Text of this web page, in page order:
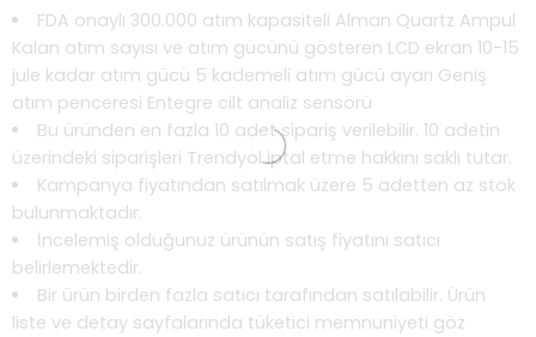
FDA onaylı 300.000 atım kapasiteli Alman Quartz Ampul
Kalan atım sayısı ve atım gücünü gösteren LCD ekran 10-15
jule kadar atım gücü 5 kademeli atım gücü ayarı Geniş
atım penceresi Entegre cilt analiz sensörü
Bu üründen en fazla 10 adet sipariş verilebilir. 10 adetin
üzerindeki siparişleri Trendyol iptal etme hakkını saklı tutar.
Kampanya fiyatından satılmak üzere 5 adetten az stok
bulunmaktadır.
İncelemiş olduğunuz ürünün satış fiyatını satıcı
belirlemektedir.
Bir ürün birden fazla satıcı tarafından satılabilir. Ürün
liste ve detay sayfalarında tüketici memnuniyeti göz